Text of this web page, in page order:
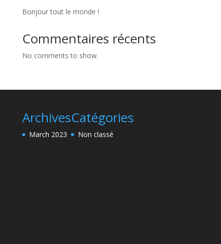
Bonjour tout le monde !
Commentaires récents
No comments to show.
Archives
March 2023
Catégories
Non classé